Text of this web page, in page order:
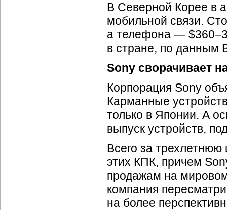
В Северной Корее в
мобильной связи.
а телефона —
в стране, по данным
Sony сворачивает
Корпорация Sony
Карманные
только в Японии. А
выпуск устройств,
Всего за
этих КПК, причем
продажам на
компания
на более